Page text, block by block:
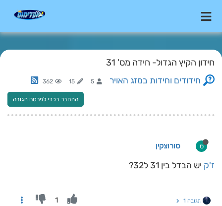
חידון הקיץ הגדול- חידה מס' 31
חידודים וחידות במזג האויר 5
15
362
התחבר בכדי לפרסם תגובה
ס סורוצקין
ז'ק יש הבדל בין 31 ל32?
תגובה 1 1